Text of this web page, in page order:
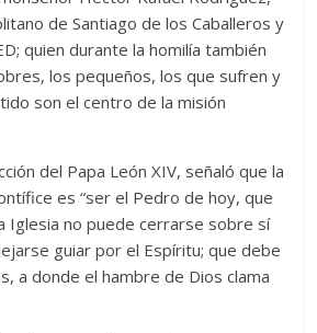
de Santiago de los Caballeros y
quien durante la homilía también
los pequeños, los que sufren y
son el centro de la misión
del Papa León XIV, señaló que la
es “ser el Pedro de hoy, que
Iglesia no puede cerrarse sobre sí
guiar por el Espíritu; que debe
a donde el hambre de Dios clama